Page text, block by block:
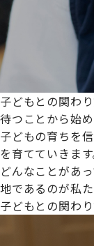
子どもとの関わ
待つことから始
子どもの育ちを
を育てていきます
どんなことがあ
地であるのが私た
子どもとの関わ